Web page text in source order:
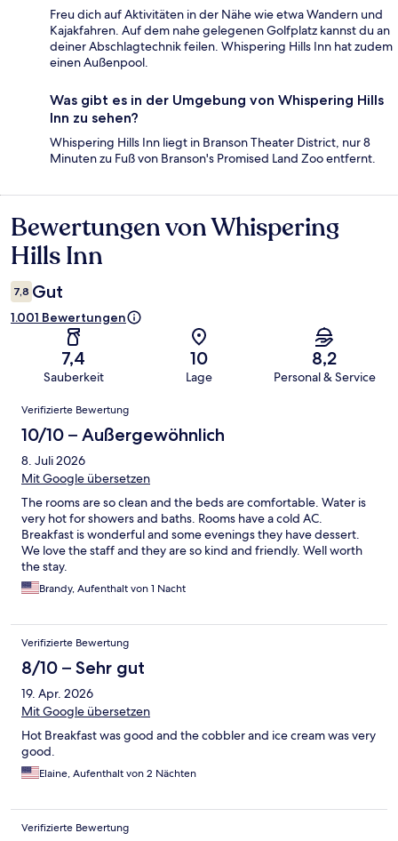
Freu dich auf Aktivitäten in der Nähe wie etwa Wandern und
Kajakfahren. Auf dem nahe gelegenen Golfplatz kannst du an
deiner Abschlagtechnik feilen. Whispering Hills Inn hat zudem
einen Außenpool.
Was gibt es in der Umgebung von Whispering Hills
Inn zu sehen?
Whispering Hills Inn liegt in Branson Theater District, nur 8
Minuten zu Fuß von Branson's Promised Land Zoo entfernt.
Bewertungen
Bewertungen von Whispering
Hills Inn
7,8 Gut
1.001 Bewertungen
7,4
Sauberkeit
10
Lage
8,2
Personal & Service
Bewertungen
Verifizierte Bewertung
10/10 – Außergewöhnlich
8. Juli 2026
Mit Google übersetzen
The rooms are so clean and the beds are comfortable. Water is
very hot for showers and baths. Rooms have a cold AC.
Breakfast is wonderful and some evenings they have dessert.
We love the staff and they are so kind and friendly. Well worth
the stay.
Brandy, Aufenthalt von 1 Nacht
Verifizierte Bewertung
8/10 – Sehr gut
19. Apr. 2026
Mit Google übersetzen
Hot Breakfast was good and the cobbler and ice cream was very
good.
Elaine, Aufenthalt von 2 Nächten
Verifizierte Bewertung